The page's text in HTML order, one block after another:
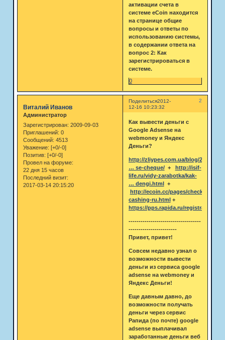
активации счета в
системе eCoin находится
на странице общие
вопросы и ответы по
использованию системы,
в содержании ответа на
вопрос 2: Как
зарегистрироваться в
системе.
0
Поделиться 2
2012-
12-16 10:23:32
Виталий Иванов
Администратор
Зарегистрирован: 2009-09-03
Приглашений: 0
Сообщений: 4513
Уважение: [+0/-0]
Позитив: [+0/-0]
Провел на форуме:
22 дня 15 часов
Последний визит:
2017-03-14 20:15:20
Как вывести деньги с
Google Adsense на
webmoney и Яндекс
Деньги?
http://zliypes.com.ua/blog/2007/02/
… se-cheque/+ http://isif-
life.ru/vidy-zarabotka/kak-
… dengi.html+
http://ecoin.cc/pages/check-
cashing-ru.html+
https://pps.rapida.ru/registration/1/
------------------------------------
------------------------
Привет, привет!
Совсем недавно узнал о
возможности вывести
деньги из сервиса google
adsense на webmoney и
Яндекс Деньги!
Еще давным давно, до
возможности получать
деньги через сервис
Рапида (по почте) google
adsense выплачивал
заработанные деньги веб